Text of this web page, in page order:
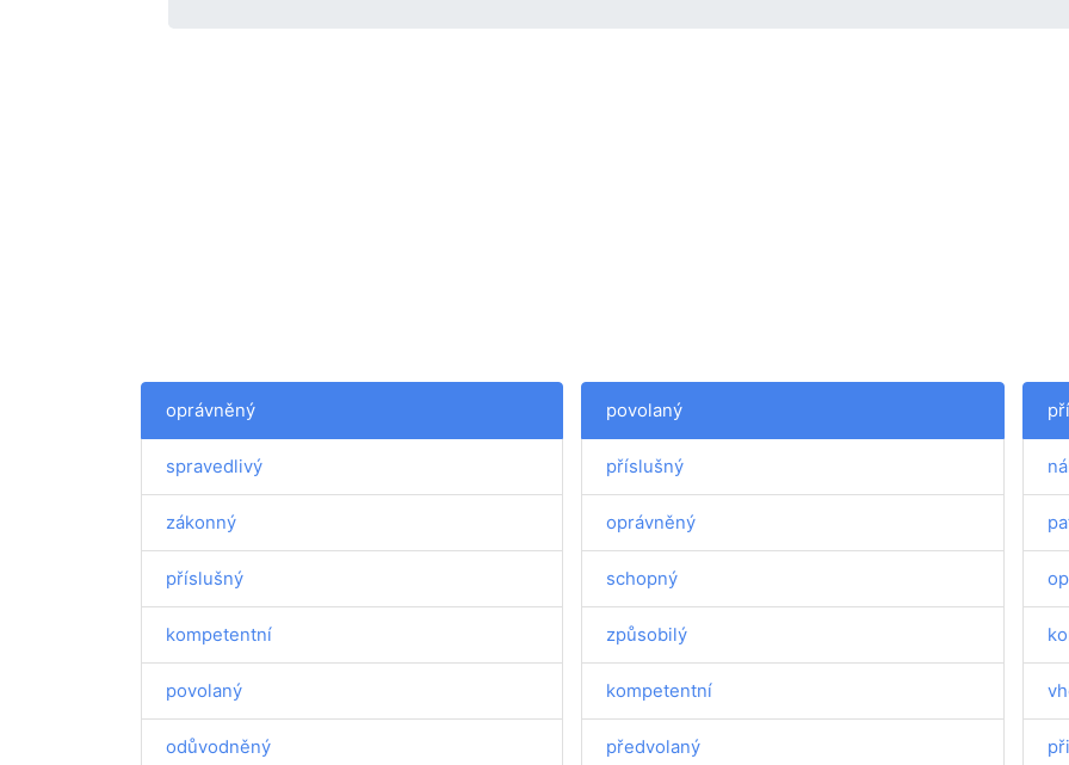
oprávněný
spravedlivý
zákonný
příslušný
kompetentní
povolaný
odůvodněný
povolaný
příslušný
oprávněný
schopný
způsobilý
kompetentní
předvolaný